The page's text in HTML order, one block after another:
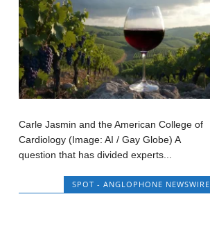
Carle Jasmin and the American College of
Cardiology (Image: AI / Gay Globe) A
question that has divided experts...
SPOT - ANGLOPHONE NEWSWIRE